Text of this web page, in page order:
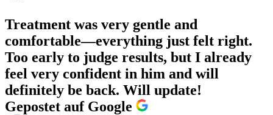
Treatment was very gentle and
comfortable—everything just felt right.
Too early to judge results, but I already
feel very confident in him and will
definitely be back. Will update!
Gepostet auf Google